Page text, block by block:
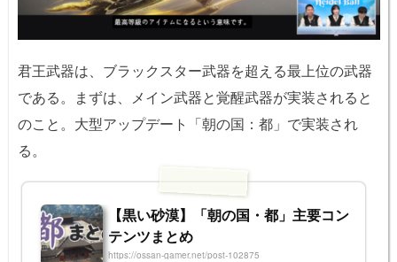
君王武器は、ブラックスター武器を超える最上位の武器
である。まずは、メイン武器と覚醒武器が実装されると
のこと。大型アップデート「朝の国：都」で実装され
る。
【黒い砂漠】「朝の国・都」主要コン
テンツまとめ
https://ossan-gamer.net/post-102875